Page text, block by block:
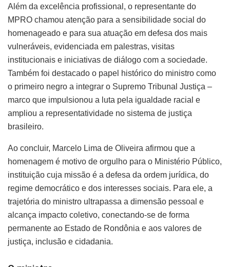
Além da excelência profissional, o representante do
MPRO chamou atenção para a sensibilidade social do
homenageado e para sua atuação em defesa dos mais
vulneráveis, evidenciada em palestras, visitas
institucionais e iniciativas de diálogo com a sociedade.
Também foi destacado o papel histórico do ministro como
o primeiro negro a integrar o Supremo Tribunal Justiça –
marco que impulsionou a luta pela igualdade racial e
ampliou a representatividade no sistema de justiça
brasileiro.
Ao concluir, Marcelo Lima de Oliveira afirmou que a
homenagem é motivo de orgulho para o Ministério Público,
instituição cuja missão é a defesa da ordem jurídica, do
regime democrático e dos interesses sociais. Para ele, a
trajetória do ministro ultrapassa a dimensão pessoal e
alcança impacto coletivo, conectando-se de forma
permanente ao Estado de Rondônia e aos valores de
justiça, inclusão e cidadania.